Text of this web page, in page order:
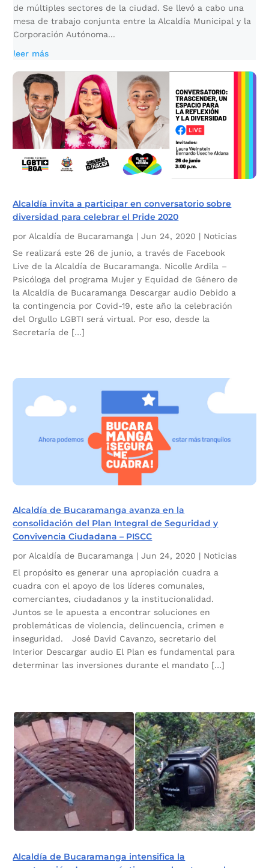
de múltiples sectores de la ciudad. Se llevó a cabo una
mesa de trabajo conjunta entre la Alcaldía Municipal y la
Corporación Autónoma...
leer más
Alcaldía invita a participar en conversatorio sobre
diversidad para celebrar el Pride 2020
porAlcaldía de Bucaramanga |Jun 24, 2020 | Noticias
Se realizará este 26 de junio, a través de Facebook
Live de la Alcaldía de Bucaramanga. Nicolle Ardila –
Psicóloga del programa Mujer y Equidad de Género de
la Alcaldía de Bucaramanga Descargar audio Debido a
la contingencia por Covid-19, este año la celebración
del Orgullo LGBTI será virtual. Por eso, desde la
Secretaría de […]
Alcaldía de Bucaramanga avanza en la
consolidación del Plan Integral de Seguridad y
Convivencia Ciudadana – PISCC
porAlcaldía de Bucaramanga |Jun 24, 2020 | Noticias
El propósito es generar una apropiación cuadra a
cuadra con el apoyo de los líderes comunales,
comerciantes, ciudadanos y la institucionalidad.
Juntos se le apuesta a encontrar soluciones en
problemáticas de violencia, delincuencia, crimen e
inseguridad. José David Cavanzo, secretario del
Interior Descargar audio El Plan es fundamental para
determinar las inversiones durante el mandato […]
Alcaldía de Bucaramanga intensifica la